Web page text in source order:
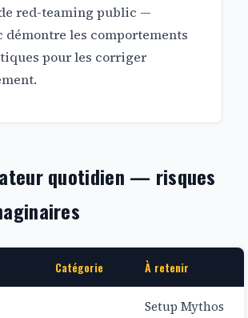
red-teaming public —
démontre les comportements
pour les corriger
quotidien — risques
Catégorie À retenir
Setup Mythos